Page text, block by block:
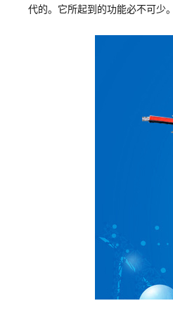
代的。它所起到的功能必不可少